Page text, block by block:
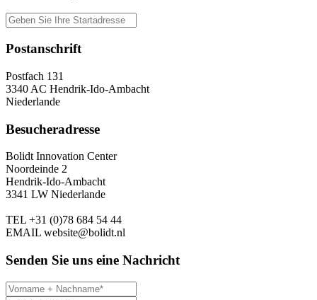
Postanschrift
Postfach 131
3340 AC Hendrik-Ido-Ambacht
Niederlande
Besucheradresse
Bolidt Innovation Center
Noordeinde 2
Hendrik-Ido-Ambacht
3341 LW Niederlande
TEL +31 (0)78 684 54 44
EMAIL website@bolidt.nl
Senden Sie uns eine Nachricht